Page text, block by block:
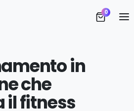
0
in
che
il fitness